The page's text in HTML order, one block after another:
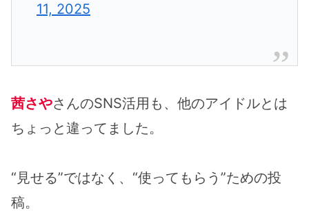
11, 2025
茜さやさんのSNS活用も、他のアイドルとは
ちょっと違ってました。
“見せる”ではなく、“使ってもらう”ための投
稿。